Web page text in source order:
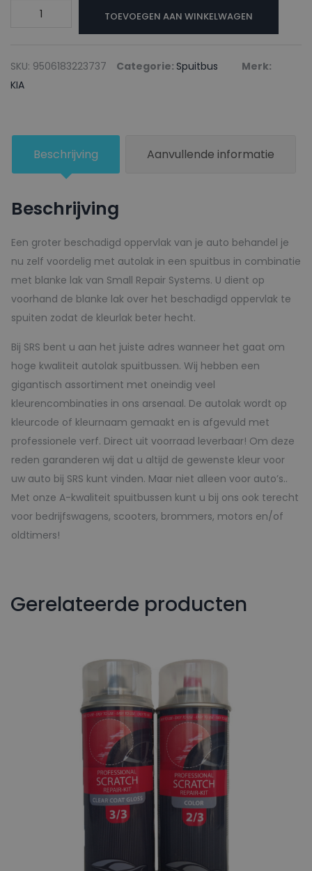
Blanke
lak
EVERLASTING
GREY
-
aantal
TOEVOEGEN AAN WINKELWAGEN
SKU: 9506183223737 Categorie: Spuitbus
Merk:
KIA
Beschrijving Aanvullende informatie
Beschrijving
Een groter beschadigd oppervlak van je auto behandel je
nu zelf voordelig met autolak in een spuitbus in combinatie
met blanke lak van Small Repair Systems. U dient op
voorhand de blanke lak over het beschadigd oppervlak te
spuiten zodat de kleurlak beter hecht.
Bij SRS bent u aan het juiste adres wanneer het gaat om
hoge kwaliteit autolak spuitbussen. Wij hebben een
gigantisch assortiment met oneindig veel
kleurencombinaties in ons arsenaal. De autolak wordt op
kleurcode of kleurnaam gemaakt en is afgevuld met
professionele verf. Direct uit voorraad leverbaar! Om deze
reden garanderen wij dat u altijd de gewenste kleur voor
uw auto bij SRS kunt vinden. Maar niet alleen voor auto’s..
Met onze A-kwaliteit spuitbussen kunt u bij ons ook terecht
voor bedrijfswagens, scooters, brommers, motors en/of
oldtimers!
Gerelateerde producten